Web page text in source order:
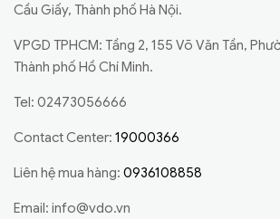
Cầu Giấy, Thành phố Hà Nội.
VPGD TPHCM: Tầng 2, 155 Võ Văn Tần,
Thành phố Hồ Chí Minh.
Tel: 02473056666
Contact Center: 19000366
Liên hệ mua hàng: 0936108858
Email: info@vdo.vn